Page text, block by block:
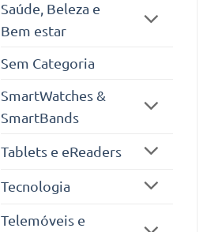
Saúde, Beleza e
Bem estar
Sem Categoria
SmartWatches &
SmartBands
Tablets e eReaders
Tecnologia
Telemóveis e